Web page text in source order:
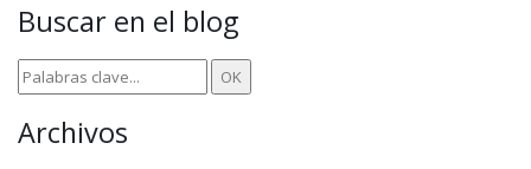
Buscar en el blog
Archivos